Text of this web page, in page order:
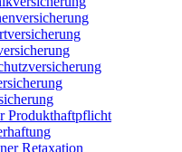
Produkthaftpflicht
Retaxation